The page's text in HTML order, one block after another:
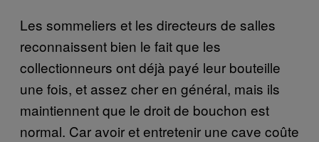
Les sommeliers et les directeurs de salles
reconnaissent bien le fait que les
collectionneurs ont déjà payé leur bouteille
une fois, et assez cher en général, mais ils
maintiennent que le droit de bouchon est
normal. Car avoir et entretenir une cave coûte